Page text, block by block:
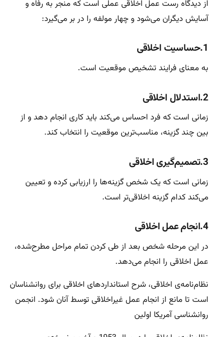
از دیدگاه رست عمل اخلاقی عملی است که منجر به رفاه و
آسایش دیگران می‌شود و چهار مولفه را در بر می‌گیرد:
1.حساسیت اخلاقی
به معنای فرایند تشخیص موقعیت است.
2.استدلال اخلاقی
زمانی است که فرد احساس می‌کند باید کاری انجام دهد و از
بین چند گزینه، مناسب‌ترین موقعیت را انتخاب کند.
3.تصمیم‌گیری اخلاقی
زمانی است که یک شخص گزینه‌ها را ارزیابی کرده و تعیین
می‌کند کدام گزینه اخلاقی‌تر است.
4.انجام عمل اخلاقی
در این مرحله شخص بعد از طی کردن تمام مراحل مطرح‌شده،
عمل اخلاقی را انجام می‌دهد.
نظام‌نامه‌ی اخلاقی، شرح استانداردهای اخلاقی برای روانشناسان
است تا مانع از انجام عمل غیراخلاقی توسط آنان شود. انجمن
روانشناسی آمریکا اولین